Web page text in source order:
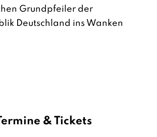
Grundpfeiler der
Deutschland ins Wanken
& Tickets